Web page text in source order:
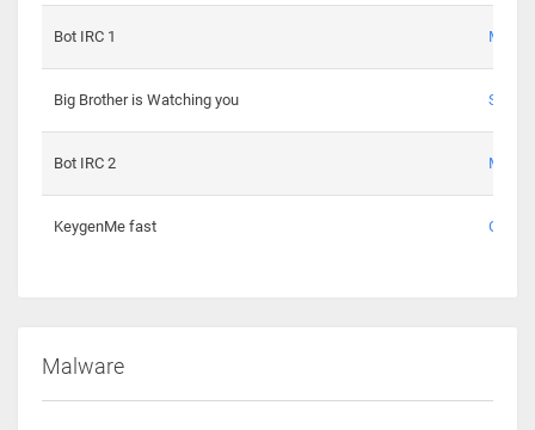
Bot IRC 1
Big Brother is Watching you
Bot IRC 2
KeygenMe fast Ge0
Malware